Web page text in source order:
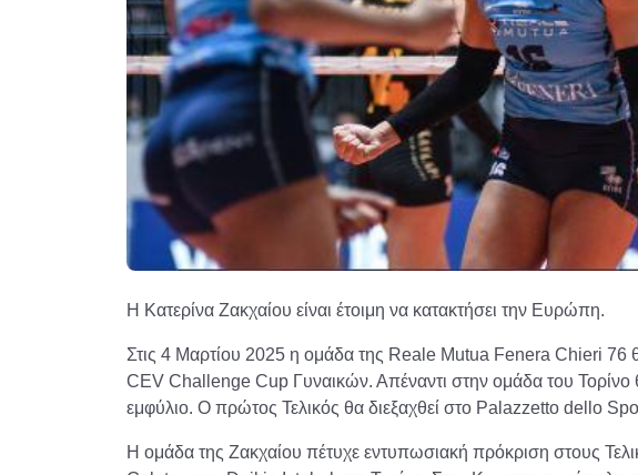
H Kατερίνα Ζακχαίου είναι έτοιμη να κατακτήσει την Ευρώπη.
Στις 4 Μαρτίου 2025 η ομάδα της Reale Mutua Fenera Chieri 76
CEV Challenge Cup Γυναικών. Απέναντι στην ομάδα του Τορίνο
εμφύλιο. Ο πρώτος Τελικός θα διεξαχθεί στο Palazzetto dello
Η ομάδα της Ζακχαίου πέτυχε εντυπωσιακή πρόκριση στους